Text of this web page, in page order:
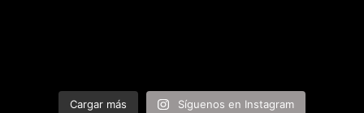
Cargar más Síguenos en Instagram